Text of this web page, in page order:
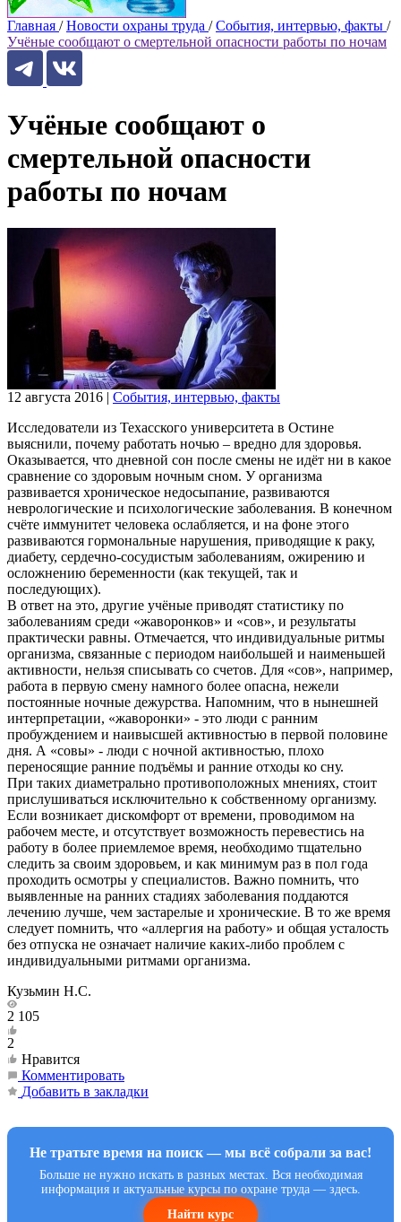
Главная / Новости охраны труда / События, интервью, факты /
Учёные сообщают о смертельной опасности работы по ночам
Учёные сообщают о
смертельной опасности
работы по ночам
12 августа 2016 | События, интервью, факты
Исследователи из Техасского университета в Остине
выяснили, почему работать ночью – вредно для здоровья.
Оказывается, что дневной сон после смены не идёт ни в какое
сравнение со здоровым ночным сном. У организма
развивается хроническое недосыпание, развиваются
неврологические и психологические заболевания. В конечном
счёте иммунитет человека ослабляется, и на фоне этого
развиваются гормональные нарушения, приводящие к раку,
диабету, сердечно-сосудистым заболеваниям, ожирению и
осложнению беременности (как текущей, так и
последующих).
В ответ на это, другие учёные приводят статистику по
заболеваниям среди «жаворонков» и «сов», и результаты
практически равны. Отмечается, что индивидуальные ритмы
организма, связанные с периодом наибольшей и наименьшей
активности, нельзя списывать со счетов. Для «сов», например,
работа в первую смену намного более опасна, нежели
постоянные ночные дежурства. Напомним, что в нынешней
интерпретации, «жаворонки» - это люди с ранним
пробуждением и наивысшей активностью в первой половине
дня. А «совы» - люди с ночной активностью, плохо
переносящие ранние подъёмы и ранние отходы ко сну.
При таких диаметрально противоположных мнениях, стоит
прислушиваться исключительно к собственному организму.
Если возникает дискомфорт от времени, проводимом на
рабочем месте, и отсутствует возможность перевестись на
работу в более приемлемое время, необходимо тщательно
следить за своим здоровьем, и как минимум раз в пол года
проходить осмотры у специалистов. Важно помнить, что
выявленные на ранних стадиях заболевания поддаются
лечению лучше, чем застарелые и хронические. В то же время
следует помнить, что «аллергия на работу» и общая усталость
без отпуска не означает наличие каких-либо проблем с
индивидуальными ритмами организма.
Кузьмин Н.С.
2 105
2
Нравится
Комментировать
Добавить в закладки
Не тратьте время на поиск — мы всё собрали за вас!
Больше не нужно искать в разных местах. Вся необходимая
информация и актуальные курсы по охране труда — здесь.
Найти курс